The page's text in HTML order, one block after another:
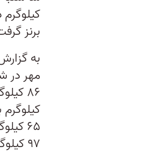
برنز
مهر در
۹۷ کیلوگرم به مدال دست یافت.